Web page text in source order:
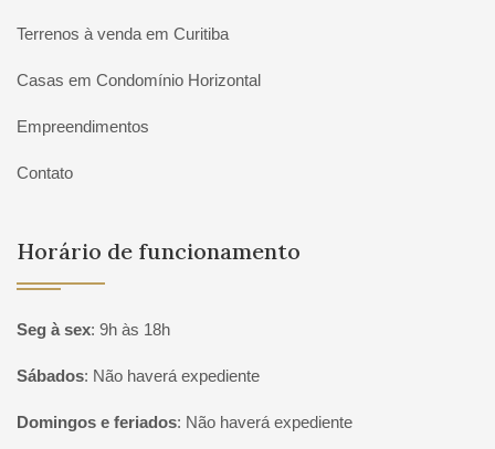
Terrenos à venda em Curitiba
Casas em Condomínio Horizontal
Empreendimentos
Contato
Horário de funcionamento
Seg à sex: 9h às 18h
Sábados: Não haverá expediente
Domingos e feriados: Não haverá expediente